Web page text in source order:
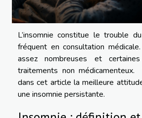
L’insomnie constitue le trouble
fréquent en consultation
assez nombreuses et
traitements non médicamenteux.
dans cet article la meilleure
une insomnie persistante.